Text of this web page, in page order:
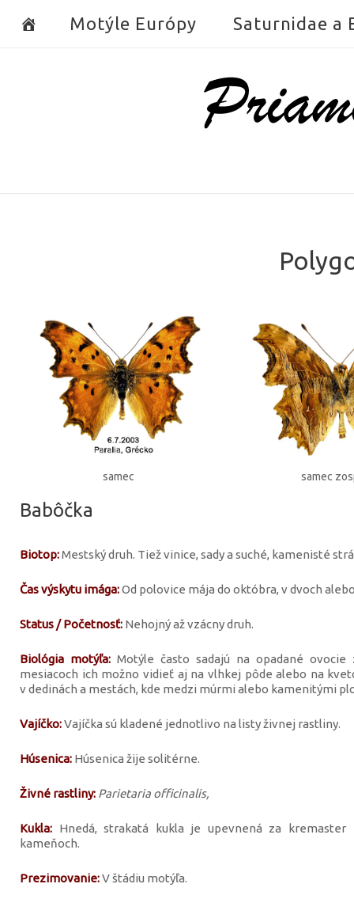
Motýle Európy Saturnidae a
Home
samec samec
Babôčka
Biotop:Mestský druh. Tiež vinice, sady a suché, kamenisté
Čas výskytu imága:Od polovice mája do októbra, v dvoch
Status / Početnosť: Nehojný až vzácny druh.
Biológia motýľa: Motýle často sadajú na opadané
mesiacoch ich možno vidieť aj na vlhkej pôde alebo na
v dedinách a mestách, kde medzi múrmi alebo kamenitými
Vajíčko:Vajíčka sú kladené jednotlivo na listy živnej rastliny.
Húsenica: Húsenica žije solitérne.
Živné rastliny: Parietaria officinalis,
Kukla: Hnedá, strakatá kukla je upevnená za kremaster
kameňoch.
Prezimovanie:V štádiu motýľa.